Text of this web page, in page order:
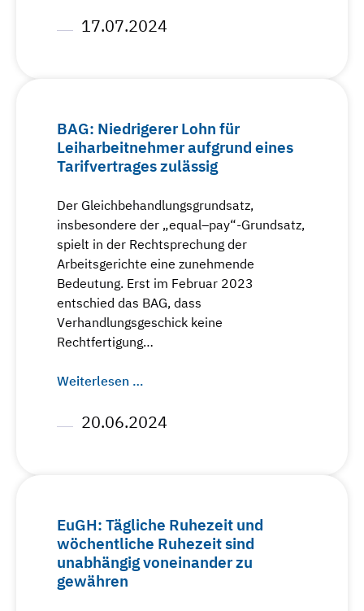
17.07.2024
BAG: Niedrigerer Lohn für
Leiharbeitnehmer aufgrund eines
Tarifvertrages zulässig
Der Gleichbehandlungsgrundsatz,
insbesondere der „equal–pay“-Grundsatz,
spielt in der Rechtsprechung der
Arbeitsgerichte eine zunehmende
Bedeutung. Erst im Februar 2023
entschied das BAG, dass
Verhandlungsgeschick keine
Rechtfertigung…
Weiterlesen …
20.06.2024
EuGH: Tägliche Ruhezeit und
wöchentliche Ruhezeit sind
unabhängig voneinander zu
gewähren